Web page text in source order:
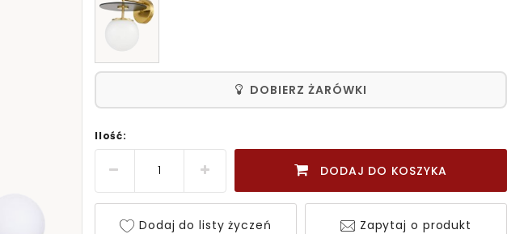
DOBIERZ ŻARÓWKI
Ilość:
DODAJ DO KOSZYKA
Dodaj do listy życzeń Zapytaj o produkt